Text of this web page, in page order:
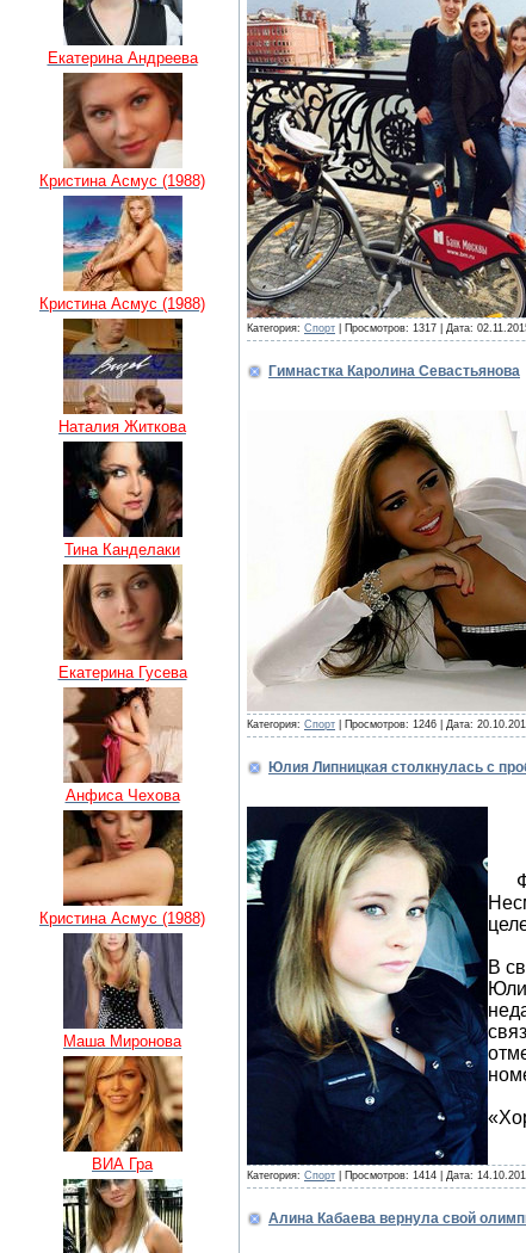
Екатерина Андреева
Кристина Асмус (1988)
Кристина Асмус (1988)
Наталия Житкова
Тина Канделаки
Екатерина Гусева
Анфиса Чехова
Кристина Асмус (1988)
Маша Миронова
ВИА Гра
Категория: Спорт | Просмотров: 1317 | Дата:
Гимнастка Каролина Севастьянова
Категория: Спорт | Просмотров: 1246 | Дата:
Юлия Липницкая столкнулась с
В
Категория: Спорт | Просмотров: 1414 | Дата:
Алина Кабаева вернула свой